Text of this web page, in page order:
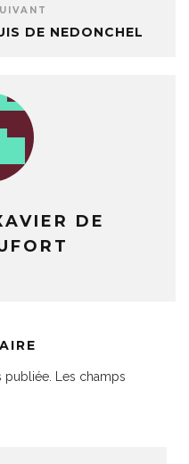
DE NEDONCHEL
DE
publiée.
Les champs